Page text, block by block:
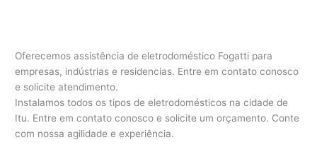
Oferecemos assistência de eletrodoméstico Fogatti para
empresas, indústrias e residencias. Entre em contato conosco
e solicite atendimento.
Instalamos todos os tipos de eletrodomésticos na cidade de
Itu. Entre em contato conosco e solicite um orçamento. Conte
com nossa agilidade e experiência.